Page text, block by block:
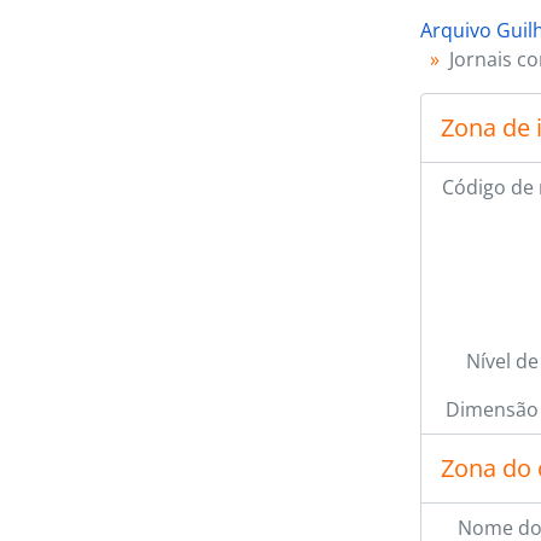
Arquivo
Jornais
Zona de
Código
Nível
Zona do
Nome